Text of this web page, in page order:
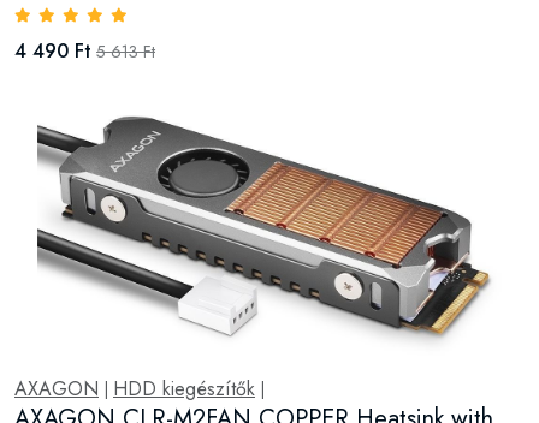
4 490 Ft 5 613 Ft
AXAGON HDD kiegészítők